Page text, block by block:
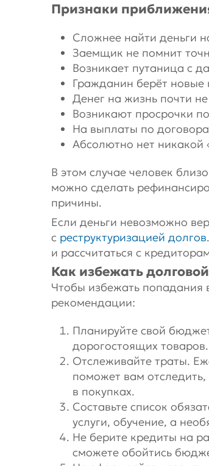
Признаки
Сложнее найти деньги
Заемщик не помнит
Возникает путаница с
Гражданин берёт новые
Денег на жизнь почти не
Возникают просрочки
На выплаты по
Абсолютно нет никакой
В этом случае человек
можно сделать
причины.
Если деньги невозможно
с реструктуризацией долгов
и рассчитаться с
Как избежать
Чтобы избежать попадания
рекомендации:
Планируйте свой
дорогостоящих
Отслеживайте траты.
поможет вам
в покупках.
Составьте список
услуги, обучение, а
Не берите кредиты на
сможете обойтись